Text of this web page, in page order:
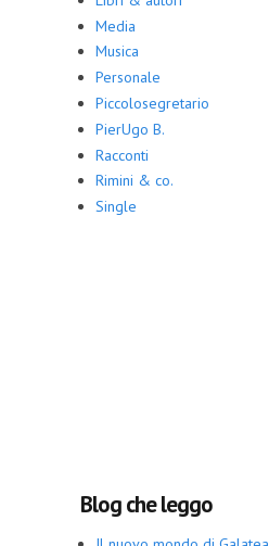
Media
Musica
Personale
Piccolosegretario
PierUgo B.
Racconti
Rimini & co.
Single
Blog che leggo